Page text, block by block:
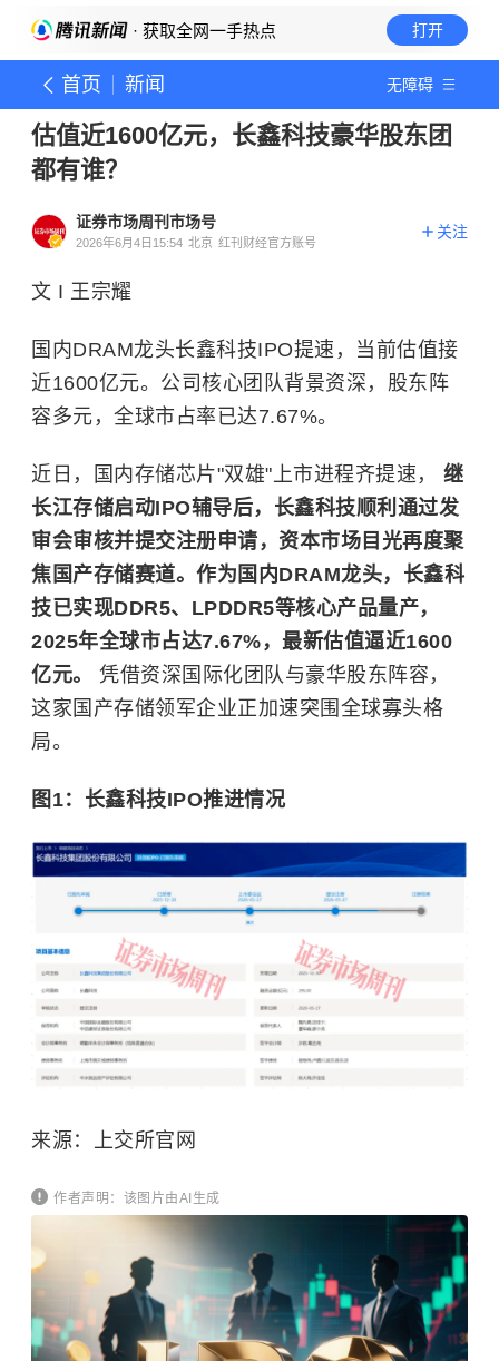
· 获取全网一手热点 打开
首页 新闻 无障碍
估值近1600亿元，长鑫科技豪华股东团
都有谁？
证券市场周刊市场号
2026年6月4日15:54 北京 红刊财经官方账号
关注
文 I 王宗耀
国内DRAM龙头长鑫科技IPO提速，当前估值接
近1600亿元。公司核心团队背景资深，股东阵
容多元，全球市占率已达7.67%。
近日，国内存储芯片"双雄"上市进程齐提速， 继
长江存储启动IPO辅导后，长鑫科技顺利通过发
审会审核并提交注册申请，资本市场目光再度聚
焦国产存储赛道。作为国内DRAM龙头，长鑫科
技已实现DDR5、LPDDR5等核心产品量产，
2025年全球市占达7.67%，最新估值逼近1600
亿元。
凭借资深国际化团队与豪华股东阵容，
这家国产存储领军企业正加速突围全球寡头格
局。
图1：长鑫科技IPO推进情况
来源：上交所官网
作者声明：该图片由AI生成